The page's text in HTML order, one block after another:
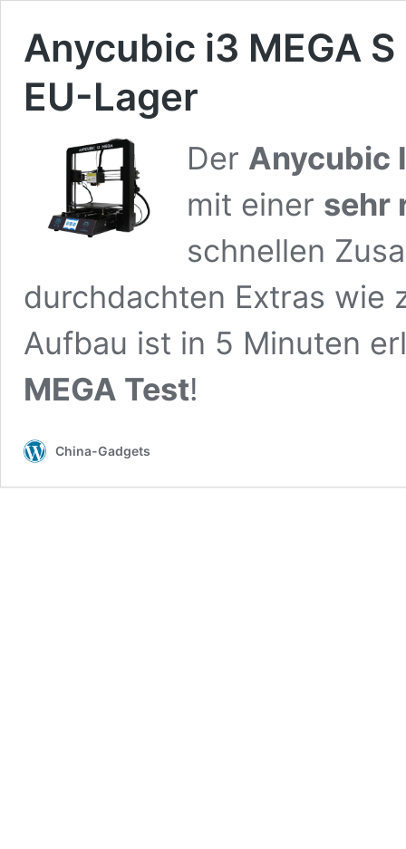
Anycubic i3 MEGA
EU-Lager
Der Anycubic
mit einer sehr
schnellen
durchdachten Extras wie
Aufbau ist in 5 Minuten
MEGA Test!
China-Gadgets